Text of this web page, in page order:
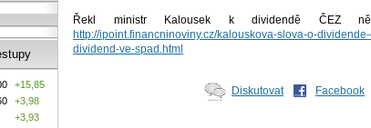
Řekl ministr Kalousek k dividendě ČEZ
http://ipoint.financninoviny.cz/kalouskova-slova-o-
dividend-ve-spad.html
Diskutovat Facebook
+15,85
+3,98
+3,93